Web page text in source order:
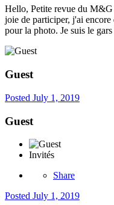
Hello, Petite revue du
joie de participer, j'ai
pour la photo. Je suis le
Guest
Posted July 1, 2019
Guest
Invités
Share
Posted July 1, 2019